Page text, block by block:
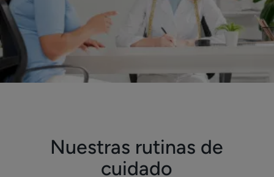
Nuestras rutinas de
cuidado